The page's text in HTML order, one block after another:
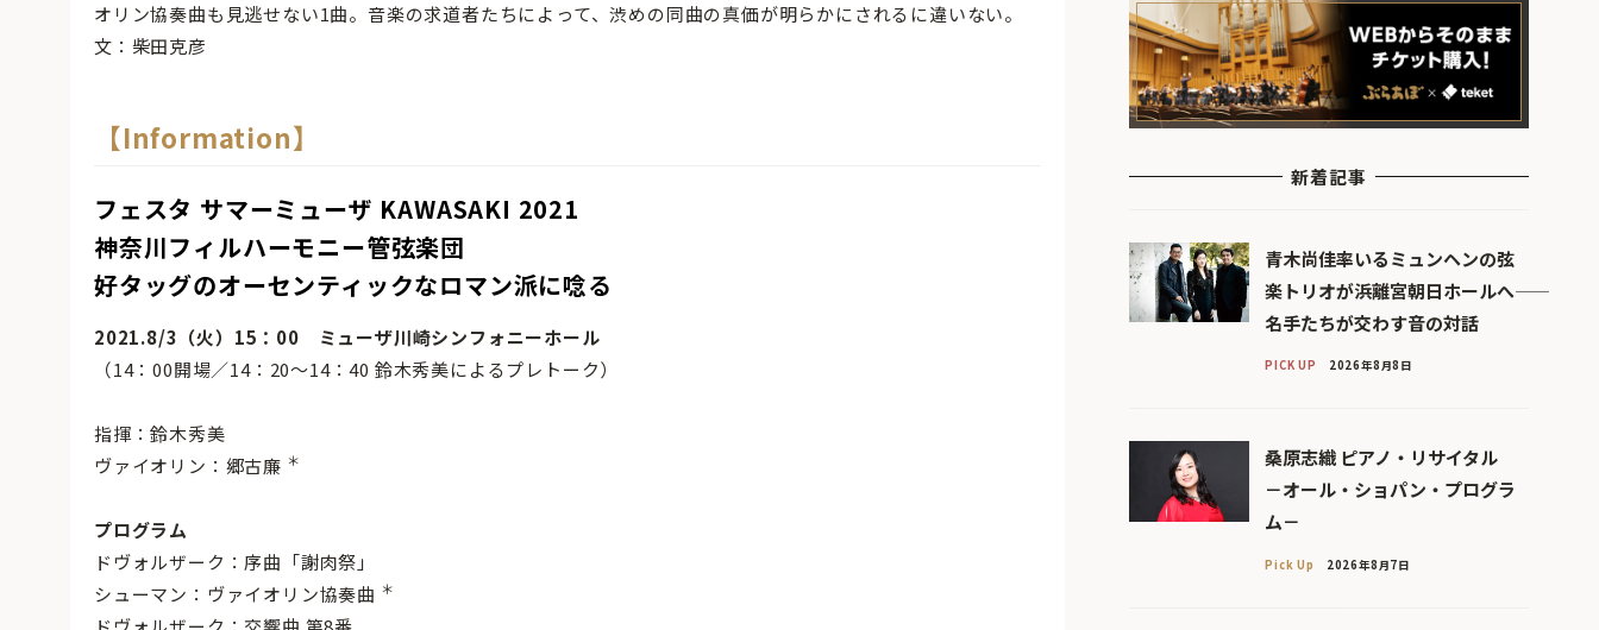
オリン協奏曲も見逃せない1曲。音楽の求道者たちによって、渋めの同曲の真価が明らかにされるに違いない。
文：柴田克彦
【Information】
フェスタ サマーミューザ KAWASAKI 2021
神奈川フィルハーモニー管弦楽団
好タッグのオーセンティックなロマン派に唸る
2021.8/3（火）15：00 ミューザ川崎シンフォニーホール
（14：00開場／14：20～14：40 鈴木秀美によるプレトーク）
指揮：鈴木秀美
ヴァイオリン：郷古廉 ＊
プログラム
ドヴォルザーク：序曲「謝肉祭」
シューマン：ヴァイオリン協奏曲 ＊
新着記事
青木尚佳率いるミュンヘンの弦
楽トリオが浜離宮朝日ホールへ――
名手たちが交わす音の対話
PICK UP 2026年8月8日
桑原志織 ピアノ・リサイタル
－オール・ショパン・プログラ
ム－
Pick Up 2026年8月7日